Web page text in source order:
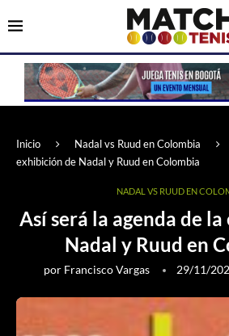
Inicio Nadal vs Ruud en Colombia
exhibición de Nadal y Ruud en Colombia
NADAL VS RUUD EN
Así será la agenda de
Nadal y Ruud en
por Francisco Vargas 29/11/